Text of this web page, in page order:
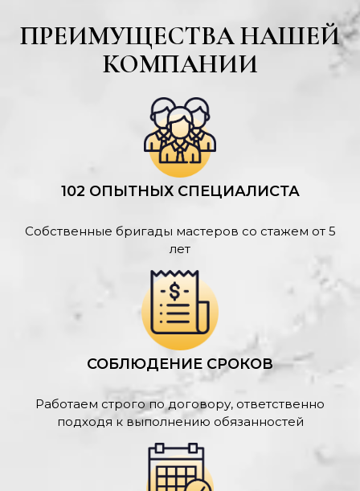
ПРЕИМУЩЕСТВА НАШЕЙ
КОМПАНИИ
102 ОПЫТНЫХ СПЕЦИАЛИСТА
Собственные бригады мастеров со стажем от 5
лет
СОБЛЮДЕНИЕ СРОКОВ
Работаем строго по договору, ответственно
подходя к выполнению обязанностей